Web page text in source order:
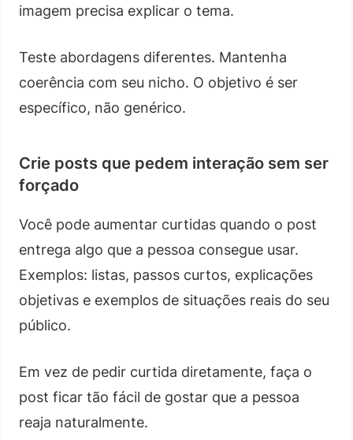
imagem precisa explicar o tema.
Teste abordagens diferentes. Mantenha
coerência com seu nicho. O objetivo é ser
específico, não genérico.
Crie posts que pedem interação sem ser
forçado
Você pode aumentar curtidas quando o post
entrega algo que a pessoa consegue usar.
Exemplos: listas, passos curtos, explicações
objetivas e exemplos de situações reais do seu
público.
Em vez de pedir curtida diretamente, faça o
post ficar tão fácil de gostar que a pessoa
reaja naturalmente.